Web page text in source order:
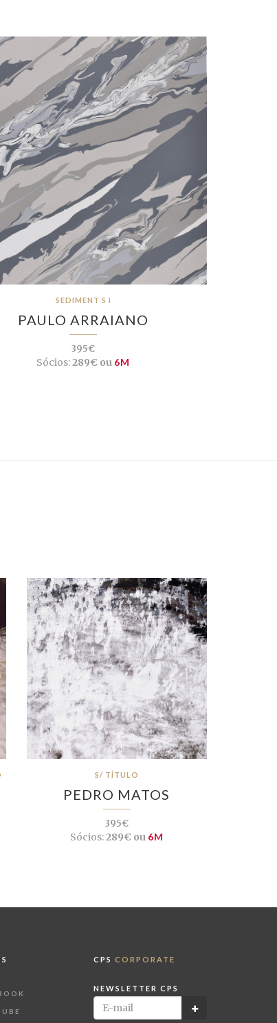
SEDIMENT S I
PAULO ARRAIANO
395€
Sócios:289€ ou 6M
S/ TÍTULO
PEDRO MATOS
395€
Sócios:289€ ou 6M
CPS CORPORATE
NEWSLETTER CPS